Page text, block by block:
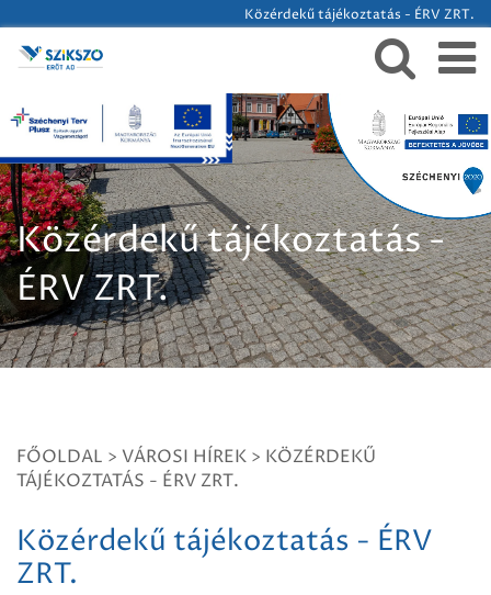
Közérdekű tájékoztatás - ÉRV ZRT.
Közérdekű tájékoztatás -
ÉRV ZRT.
FŐOLDAL > VÁROSI HÍREK > KÖZÉRDEKŰ
TÁJÉKOZTATÁS - ÉRV ZRT.
Közérdekű tájékoztatás - ÉRV
ZRT.